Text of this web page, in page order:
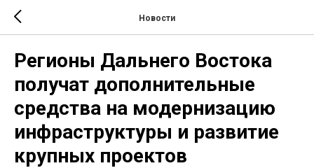
Новости
Регионы Дальнего Востока
получат дополнительные
средства на модернизацию
инфраструктуры и развитие
крупных проектов